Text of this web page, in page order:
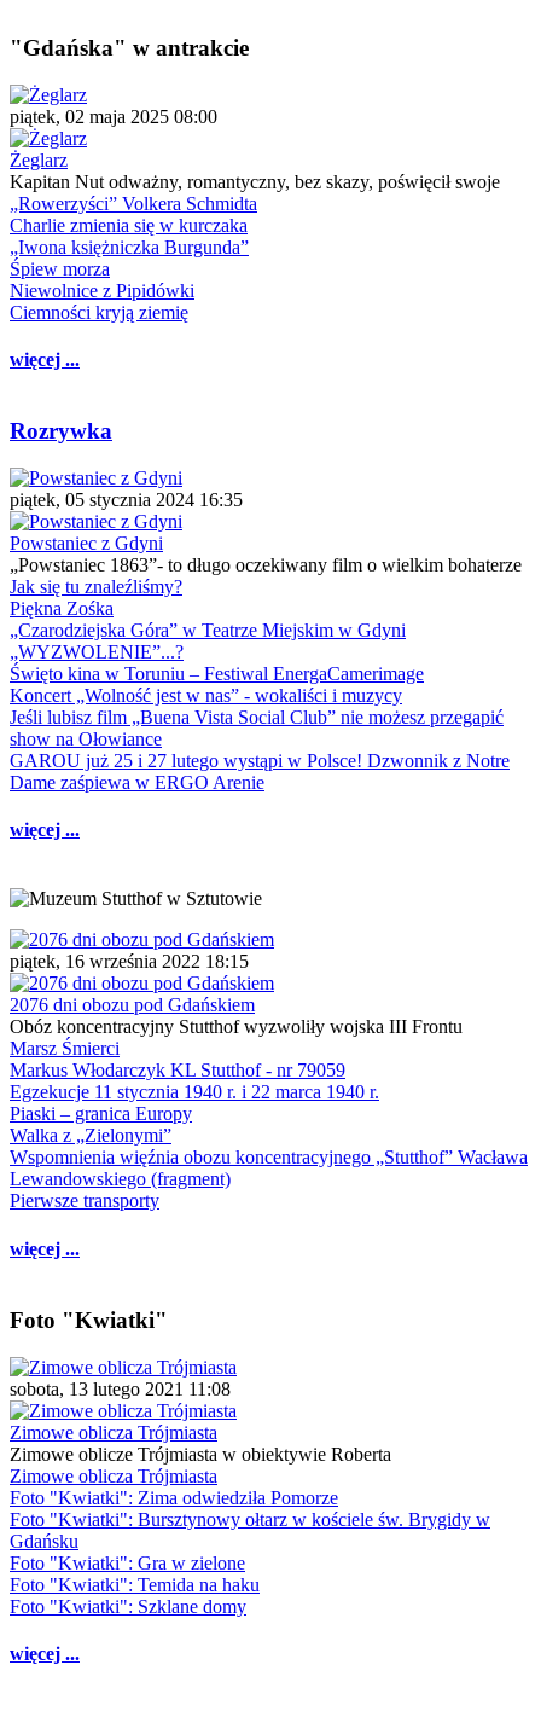
"Gdańska" w antrakcie
piątek, 02 maja 2025 08:00
Żeglarz
Kapitan Nut odważny, romantyczny, bez skazy, poświęcił swoje
„Rowerzyści” Volkera Schmidta
Charlie zmienia się w kurczaka
„Iwona księżniczka Burgunda”
Śpiew morza
Niewolnice z Pipidówki
Ciemności kryją ziemię
więcej ...
Rozrywka
piątek, 05 stycznia 2024 16:35
Powstaniec z Gdyni
„Powstaniec 1863”- to długo oczekiwany film o wielkim bohaterze
Jak się tu znaleźliśmy?
Piękna Zośka
„Czarodziejska Góra” w Teatrze Miejskim w Gdyni
„WYZWOLENIE”...?
Święto kina w Toruniu – Festiwal EnergaCamerimage
Koncert „Wolność jest w nas” - wokaliści i muzycy
Jeśli lubisz film „Buena Vista Social Club” nie możesz przegapić
show na Ołowiance
GAROU już 25 i 27 lutego wystąpi w Polsce! Dzwonnik z Notre
Dame zaśpiewa w ERGO Arenie
więcej ...
piątek, 16 września 2022 18:15
2076 dni obozu pod Gdańskiem
Obóz koncentracyjny Stutthof wyzwoliły wojska III Frontu
Marsz Śmierci
Markus Włodarczyk KL Stutthof - nr 79059
Egzekucje 11 stycznia 1940 r. i 22 marca 1940 r.
Piaski – granica Europy
Walka z „Zielonymi”
Wspomnienia więźnia obozu koncentracyjnego „Stutthof” Wacława
Lewandowskiego (fragment)
Pierwsze transporty
więcej ...
Foto "Kwiatki"
sobota, 13 lutego 2021 11:08
Zimowe oblicza Trójmiasta
Zimowe oblicze Trójmiasta w obiektywie Roberta
Zimowe oblicza Trójmiasta
Foto "Kwiatki": Zima odwiedziła Pomorze
Foto "Kwiatki": Bursztynowy ołtarz w kościele św. Brygidy w
Gdańsku
Foto "Kwiatki": Gra w zielone
Foto "Kwiatki": Temida na haku
Foto "Kwiatki": Szklane domy
więcej ...